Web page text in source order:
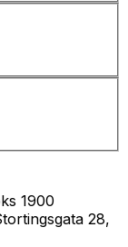
1900
28,